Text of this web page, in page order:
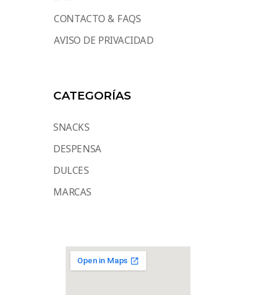
CONTACTO & FAQS
AVISO DE PRIVACIDAD
CATEGORÍAS
SNACKS
DESPENSA
DULCES
MARCAS